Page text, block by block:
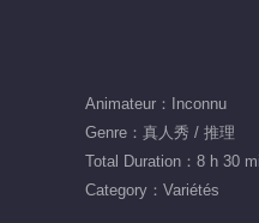
Animateur：Inconnu
Genre：真人秀 / 推理
Total Duration：8 h 30
Category：Variétés